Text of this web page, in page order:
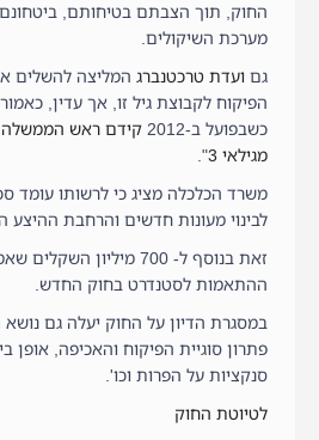
החוק, תוך הצבתם בטיחותם,
מערכת השיקולים.
גם ועדת טרכטנברגהמליצה להשלים
הפיקוח לקבוצת גיל זו, אך עדין,
כשבפועל ב-2012
קידם ראש הממשלה
מגילאי 3
".
לבינוי מעונות חדשים והרחבת ההיצע
זאת בנוסף ל- 700 מיליון
ההתאמות לסטנדרט בחוק החדש.
במסגרת הדיון על החוק יעלה גם
פתרון סוגיית הפיקוח והאכיפה, אופן
סנקציות על הפרות וכו'.
לטיוטת החוק